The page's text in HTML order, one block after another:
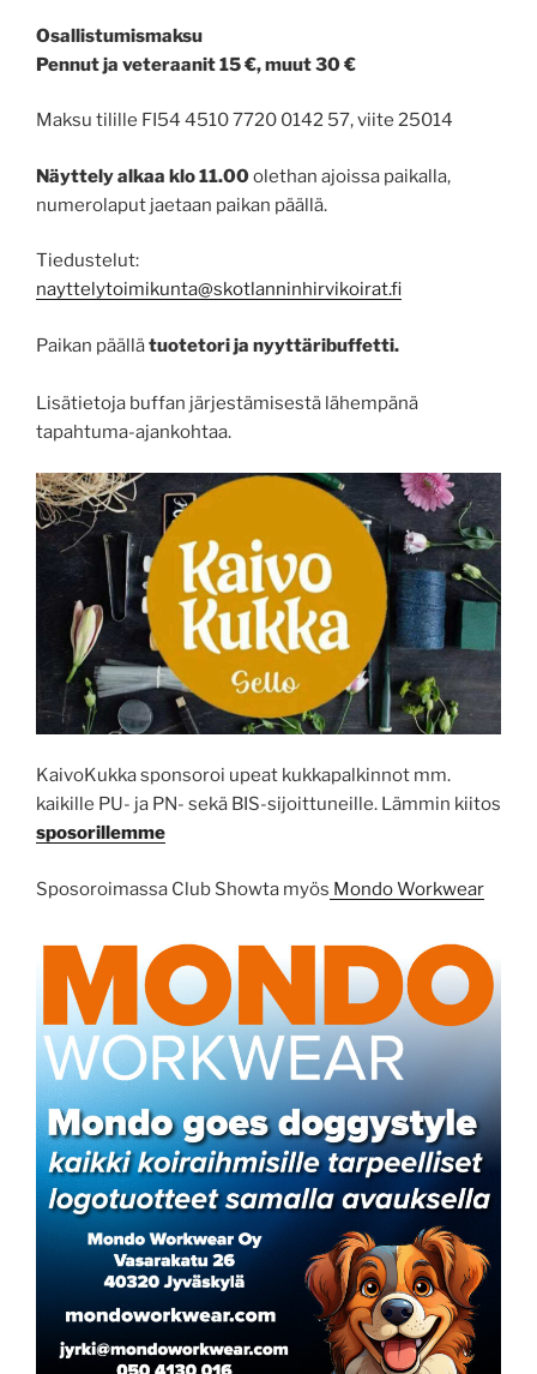
Osallistumismaksu
Pennut ja veteraanit 15 €, muut 30 €
Maksu tilille FI54 4510 7720 0142 57, viite 25014
Näyttely alkaa klo 11.00olethan ajoissa paikalla,
numerolaput jaetaan paikan päällä.
Tiedustelut:
nayttelytoimikunta@skotlanninhirvikoirat.fi
Paikan päällätuotetorija nyyttäribuffetti.
Lisätietoja buffan järjestämisestä lähempänä
tapahtuma-ajankohtaa.
KaivoKukka sponsoroi upeat kukkapalkinnot mm.
kaikille PU- ja PN- sekä BIS-sijoittuneille. Lämmin kiitos
sposorillemme
Sposoroimassa Club Showta myös Mondo Workwear